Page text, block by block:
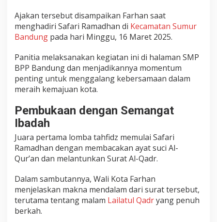
N
d
a
M
a
s
y
r
a
t
B
r
s
g
Ajakan tersebut disampaikan Farhan saat
menghadiri Safari Ramadhan di Kecamatan Sumur
Bandung pada hari Minggu, 16 Maret 2025.
Panitia melaksanakan kegiatan ini di halaman SMP
BPP Bandung dan menjadikannya momentum
penting untuk menggalang kebersamaan dalam
meraih kemajuan kota.
Pembukaan dengan Semangat
Ibadah
Juara pertama lomba tahfidz memulai Safari
Ramadhan dengan membacakan ayat suci Al-
Qur’an dan melantunkan Surat Al-Qadr.
Dalam sambutannya, Wali Kota Farhan
menjelaskan makna mendalam dari surat tersebut,
terutama tentang malam Lailatul Qadryang penuh
berkah.